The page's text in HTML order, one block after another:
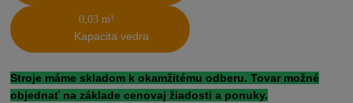
0,03 m³
Kapacita vedra
Stroje máme skladom k okamžitému odberu. Tovar možné
objednať na základe cenovaj žiadosti a ponuky.